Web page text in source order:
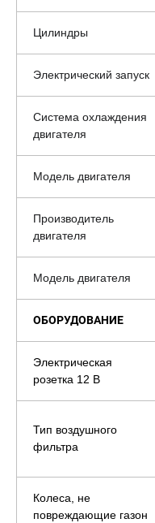
Цилиндры
Электрический запуск
Система охлаждения
двигателя
Модель двигателя
Производитель
двигателя
Модель двигателя
ОБОРУДОВАНИЕ
Электрическая
розетка 12 В
Тип воздушного
фильтра
Колеса, не
повреждающие газон